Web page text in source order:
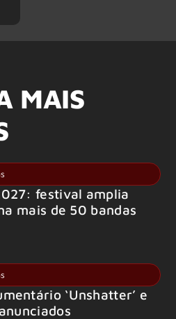
MAIS
festival amplia
mais de 50 bandas
‘Unshatter’ e